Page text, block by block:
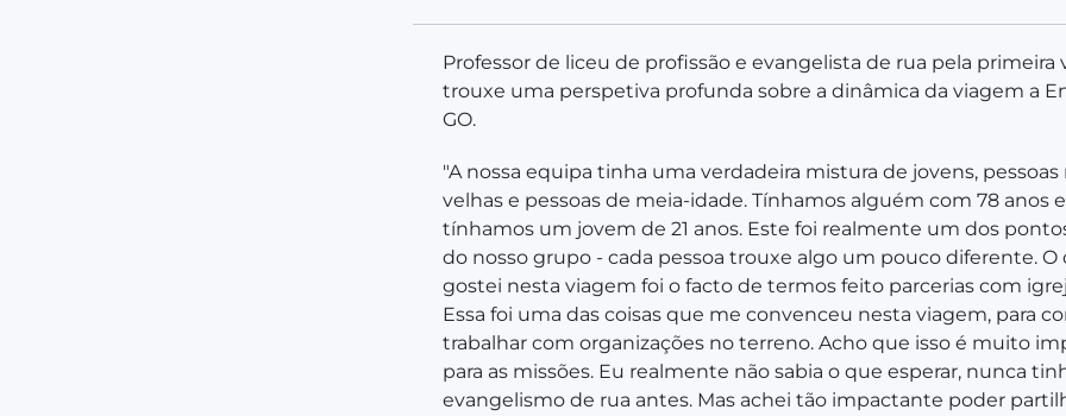
Professor de liceu de profissão e evangelista de rua pela primeira
trouxe uma perspetiva profunda sobre a dinâmica da viagem a
GO.
"A nossa equipa tinha uma verdadeira mistura de jovens, pessoas
velhas e pessoas de meia-idade. Tínhamos alguém com 78 anos
tínhamos um jovem de 21 anos. Este foi realmente um dos
do nosso grupo - cada pessoa trouxe algo um pouco diferente. O
gostei nesta viagem foi o facto de termos feito parcerias com
Essa foi uma das coisas que me convenceu nesta viagem, para
trabalhar com organizações no terreno. Acho que isso é muito
para as missões. Eu realmente não sabia o que esperar, nunca
evangelismo de rua antes. Mas achei tão impactante poder